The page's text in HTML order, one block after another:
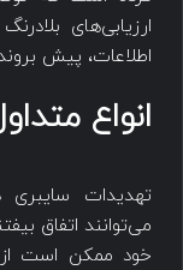
ارزیابی‌های
اطلاعات، پیش
انواع
تهدیدات سایبری
می‌توانند اتفاق
خود ممکن است از